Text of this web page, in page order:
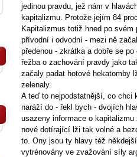
jedinou pravdu, jež nám v
kapitalizmu. Protože jejím 84
Kapitalizmus totiž hned po
přívodní i odvodní - mezi ně
předenou - zkrátka a dobře se
řežba o zachování pravdy jako
začaly padat hotové hekatomby
zelenaly.
A teď to nejpodstatnější, co chci
naráží do - řekl bych - dvojích
usazeny informace o
nové dotírající lži tak volné a
to. Ony jsou ty hlavy též
vytrénovány ve zvažování síly